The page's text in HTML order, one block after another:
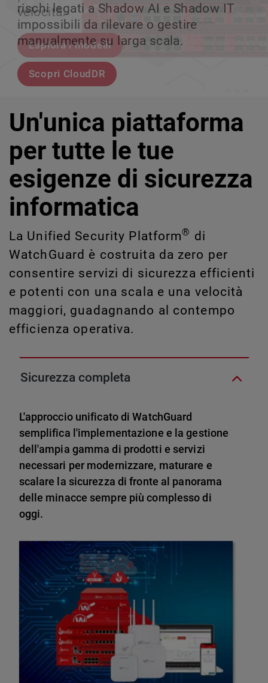
velocità.
Esplora i modelli
rischi legati a Shadow AI e Shadow IT
impossibili da rilevare o gestire
manualmente su larga scala.
Scopri CloudDR
tuo team può crescere senza perdere il
controllo.
Scopri Rai
scalabile.
Scopri WatchGuard EDR
Un'unica piattaforma
per tutte le tue
esigenze di sicurezza
informatica
La Unified Security Platform® di
WatchGuard è costruita da zero per
consentire servizi di sicurezza efficienti
e potenti con una scala e una velocità
maggiori, guadagnando al contempo
efficienza operativa.
Sicurezza completa
L'approccio unificato di WatchGuard
semplifica l'implementazione e la gestione
dell'ampia gamma di prodotti e servizi
necessari per modernizzare, maturare e
scalare la sicurezza di fronte al panorama
delle minacce sempre più complesso di
oggi.